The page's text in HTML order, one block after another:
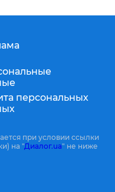
персональных
при условии ссылки
на "Диалог.ua" не ниже